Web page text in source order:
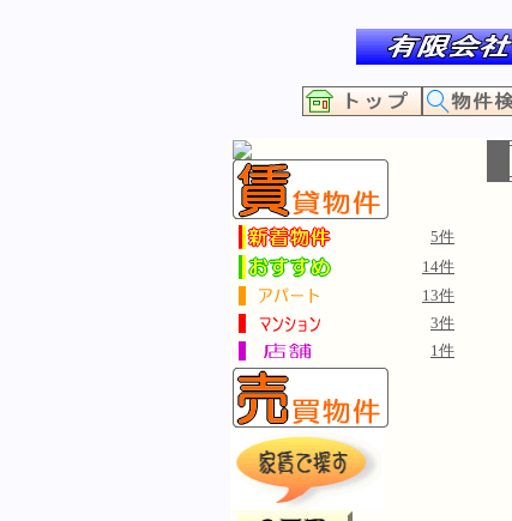
5件
14件
13件
3件
1件